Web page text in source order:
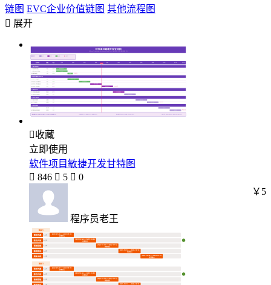
链图 EVC企业价值链图 其他流程图
 展开
收藏
立即使用
软件项目敏捷开发甘特图
 846  5  0
程序员老王
￥5